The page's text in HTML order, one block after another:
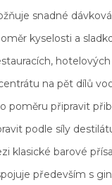
snadné
kyselosti a
na pět dílů
poměru připravit
podle síly
klasické barové
především s